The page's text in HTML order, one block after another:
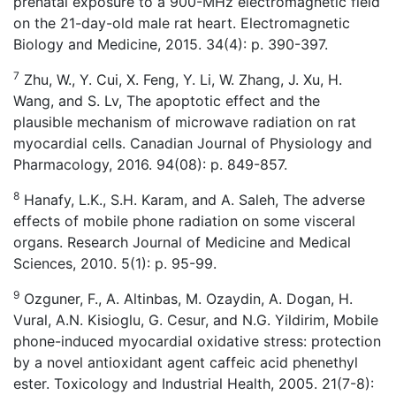
on the 21-day-old male rat heart. Electromagnetic
Biology and Medicine, 2015. 34(4): p. 390-397.
7 Zhu, W., Y. Cui, X. Feng, Y. Li, W. Zhang, J. Xu, H.
Wang, and S. Lv, The apoptotic effect and the
plausible mechanism of microwave radiation on rat
myocardial cells. Canadian Journal of Physiology and
Pharmacology, 2016. 94(08): p. 849-857.
8 Hanafy, L.K., S.H. Karam, and A. Saleh, The adverse
effects of mobile phone radiation on some visceral
organs. Research Journal of Medicine and Medical
Sciences, 2010. 5(1): p. 95-99.
9 Ozguner, F., A. Altinbas, M. Ozaydin, A. Dogan, H.
Vural, A.N. Kisioglu, G. Cesur, and N.G. Yildirim, Mobile
phone-induced myocardial oxidative stress: protection
by a novel antioxidant agent caffeic acid phenethyl
ester. Toxicology and Industrial Health, 2005. 21(7-8):